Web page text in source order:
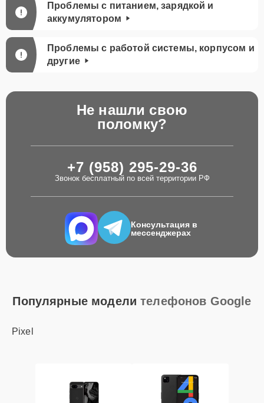
Проблемы с питанием, зарядкой и
аккумулятором
Проблемы с работой системы, корпусом и
другие
Не нашли свою
поломку?
+7 (958) 295-29-36
Звонок бесплатный по всей территории РФ
Консультация в
мессенджерах
Популярные моделителефонов Google
Pixel